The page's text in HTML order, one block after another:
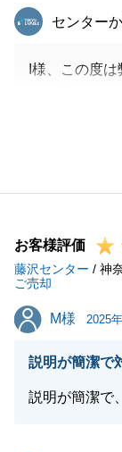
東急リバブ
センター
I様、この度
のか日々考え
I様には、書
度も設けてい
今後も不動産
軽にご相談い
引き続き、よ
お客様評価
藤沢センター / 神
ご売却
M様
M様 2025
説明が簡潔で
説明が簡潔で